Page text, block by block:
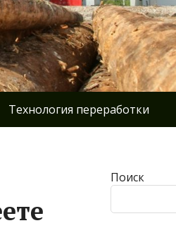
Технология переработки
Поиск